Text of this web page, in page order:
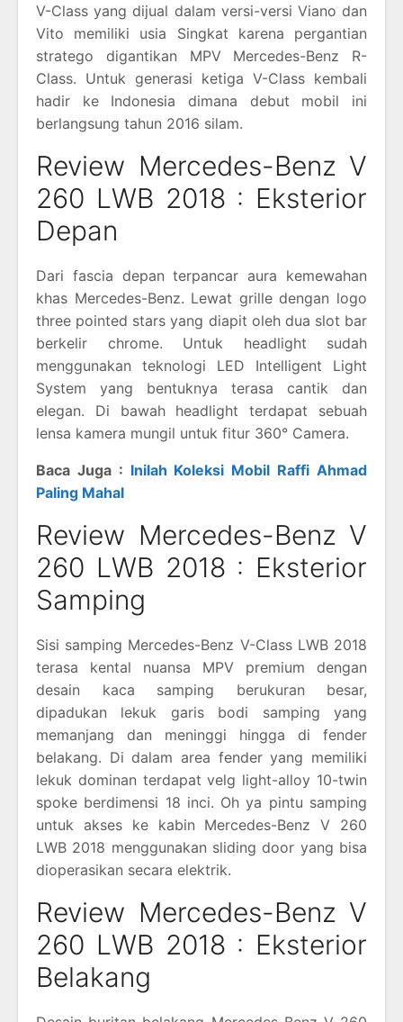
V-Class yang dijual dalam versi-versi Viano dan
Vito memiliki usia Singkat karena pergantian
stratego digantikan MPV Mercedes-Benz R-
Class. Untuk generasi ketiga V-Class kembali
hadir ke Indonesia dimana debut mobil ini
berlangsung tahun 2016 silam.
Review Mercedes-Benz V
260 LWB 2018 : Eksterior
Depan
Dari fascia depan terpancar aura kemewahan
khas Mercedes-Benz. Lewat grille dengan logo
three pointed stars yang diapit oleh dua slot bar
berkelir chrome. Untuk headlight sudah
menggunakan teknologi LED Intelligent Light
System yang bentuknya terasa cantik dan
elegan. Di bawah headlight terdapat sebuah
lensa kamera mungil untuk fitur 360° Camera.
Baca Juga : Inilah Koleksi Mobil Raffi Ahmad
Paling Mahal
Review Mercedes-Benz V
260 LWB 2018 : Eksterior
Samping
Sisi samping Mercedes-Benz V-Class LWB 2018
terasa kental nuansa MPV premium dengan
desain kaca samping berukuran besar,
dipadukan lekuk garis bodi samping yang
memanjang dan meninggi hingga di fender
belakang. Di dalam area fender yang memiliki
lekuk dominan terdapat velg light-alloy 10-twin
spoke berdimensi 18 inci. Oh ya pintu samping
untuk akses ke kabin Mercedes-Benz V 260
LWB 2018 menggunakan sliding door yang bisa
dioperasikan secara elektrik.
Review Mercedes-Benz V
260 LWB 2018 : Eksterior
Belakang